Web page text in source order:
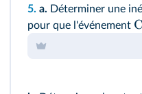
5. a. Déterminer une
pour que l'événement C